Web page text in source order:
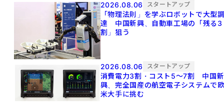
2026.08.06 スタートアップ
「物理法則」を学ぶロボットで大型
達 中国新興、自動車工場の「残る3
割」狙う
2026.08.06 スタートアップ
消費電力3割・コスト5〜7割 中国新
興、完全国産の航空電子システムで
米大手に挑む